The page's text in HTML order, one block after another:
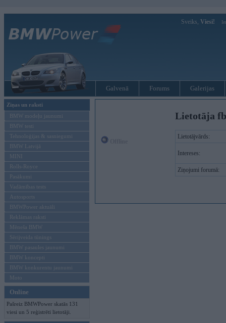
Sveiks, Viesi!
Galvenā Forums Galerijas
Ziņas un raksti
BMW modeļu jaunumi
BMW testi
Tehnoloģijas & sasniegumi
BMW Latvijā
MINI
Rolls-Royce
Pasākumi
Vadāmības tests
Autosports
BMWPower aktuāli
Reklāmas raksti
Mēneša BMW
Sērijveida tūnings
BMW pasaules jaunumi
BMW koncepti
BMW konkurentu jaunumi
Moto
Online
Pašreiz BMWPower skatās 131
viesi un 5 reģistrēti lietotāji.
Lietotāja
Lietotājvārds:
Intereses:
Ziņojumi forumā: